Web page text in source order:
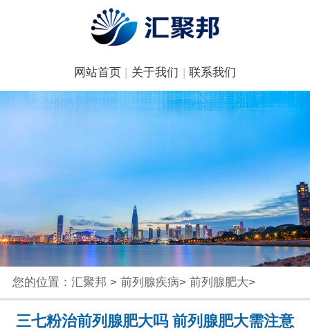
网站首页 关于我们 联系我们
您的位置： 汇聚邦 > 前列腺疾病> 前列腺肥大>
三七粉治前列腺肥大吗 前列腺肥大需注意